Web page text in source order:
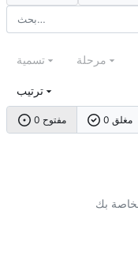
0 مفتوح 0 مغلق
تسمية مرحلة
ترتيب